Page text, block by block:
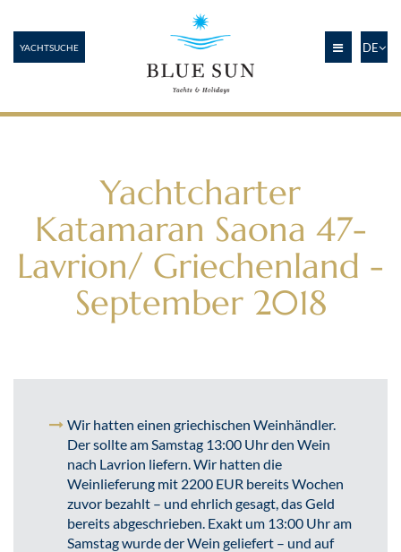
YACHTSUCHE DE
Yachtcharter
Katamaran Saona 47-
Lavrion/ Griechenland -
September 2018
Wir hatten einen griechischen Weinhändler.
Der sollte am Samstag 13:00 Uhr den Wein
nach Lavrion liefern. Wir hatten die
Weinlieferung mit 2200 EUR bereits Wochen
zuvor bezahlt – und ehrlich gesagt, das Geld
bereits abgeschrieben. Exakt um 13:00 Uhr am
Samstag wurde der Wein geliefert – und auf